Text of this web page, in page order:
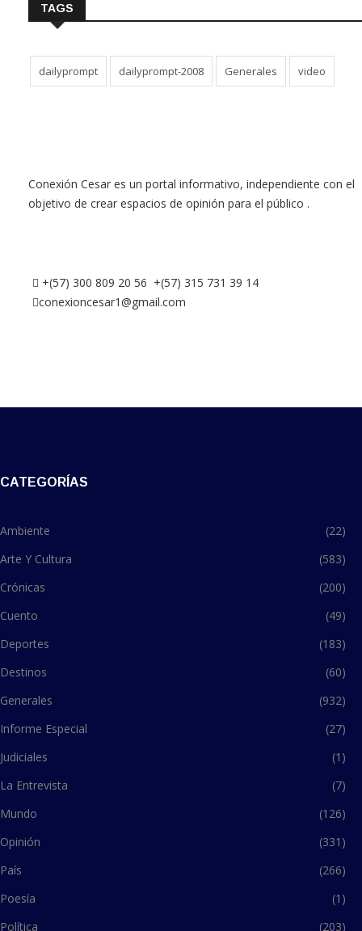
TAGS
dailyprompt dailyprompt-2008 Generales video
Conexión Cesar es un portal informativo, independiente con el
objetivo de crear espacios de opinión para el público .
+(57) 300 809 20 56 +(57) 315 731 39 14
conexioncesar1@gmail.com
CATEGORÍAS
Ambiente
(22)
Arte Y Cultura
(583)
Crónicas
(200)
Cuento
(49)
Deportes
(183)
Destinos
(60)
Generales
(932)
Informe Especial
(27)
Judiciales
(1)
La Entrevista
(7)
Mundo
(126)
Opinión
(331)
País
(266)
Poesía
(1)
Política
(203)